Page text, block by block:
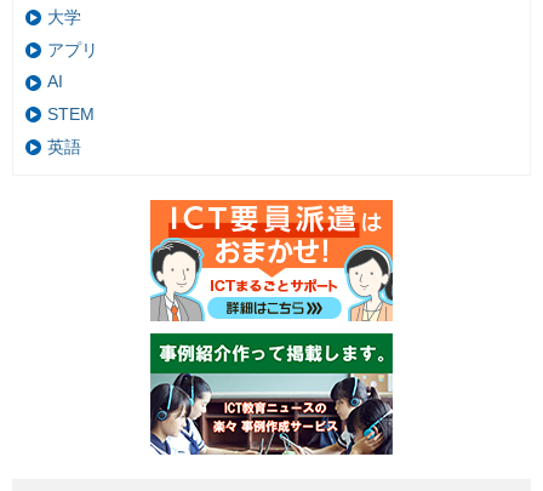
大学
アプリ
AI
STEM
英語